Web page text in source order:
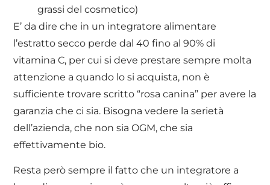
grassi del cosmetico)
E’ da dire che in un integratore alimentare
l’estratto secco perde dal 40 fino al 90% di
vitamina C, per cui si deve prestare sempre molta
attenzione a quando lo si acquista, non è
sufficiente trovare scritto “rosa canina” per avere la
garanzia che ci sia. Bisogna vedere la serietà
dell’azienda, che non sia OGM, che sia
effettivamente bio.
Resta però sempre il fatto che un integratore a